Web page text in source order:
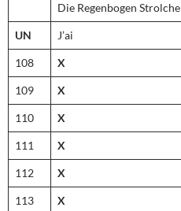
Die Regenbogen Strolche
UN J’ai
108 X
109 X
110 X
111 X
112 X
113 X